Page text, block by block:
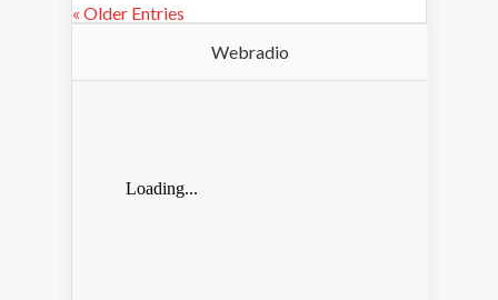
« Older Entries
Webradio